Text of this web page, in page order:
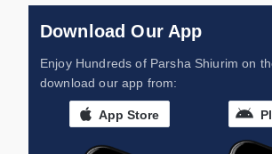
Download Our App
Enjoy Hundreds of Parsha Shiurim on
download our app from:
App Store